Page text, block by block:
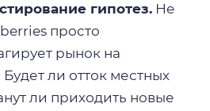
гипотез. Не
просто
рынок на
ли отток местных
ли приходить новые